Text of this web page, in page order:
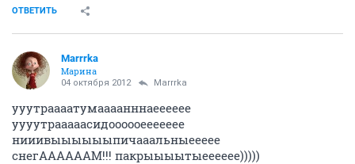
ОТВЕТИТЬ
Marrrka
Марина
04 октября 2012 Marrrka
ууутраааатумаааанннаееееее
уууутрааааасидоооооеееееее
нииивыыыыыыпичааальныеееее
снегААААААМ!!! пакрыыыытыееееее)))))